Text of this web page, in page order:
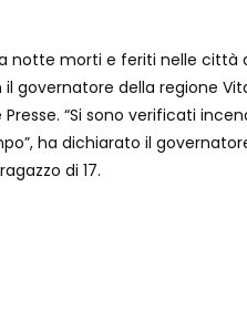
morti e feriti nelle città
governatore della regione
“Si sono verificati
ha dichiarato il
di 17.